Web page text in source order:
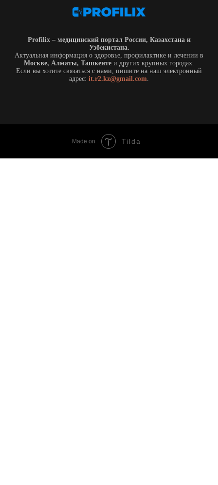
Profilix – медицинский портал России, Казахстана и
Узбекистана.
Актуальная информация о здоровье, профилактике и лечении в
Москве, Алматы, Ташкенте и других крупных городах.
Если вы хотите связаться с нами, пишите на наш электронный
адрес: it.r2.kz@gmail.com.
Made on Tilda